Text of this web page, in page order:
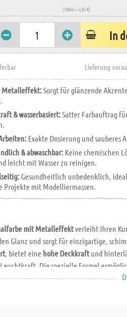
(100ml = 2,65 €)
In
Lieferung
Metalleffekt:Sorgt für glänzende
& wasserbasiert:Satter Farbauftrag
Exakte Dosierung und sauberes
& abwaschbar: Keine chemischen
leicht mit Wasser zu reinigen.
Gesundheitlich unbedenklich,
Projekte mit Modelliermassen.
mit Metalleffektverleiht Ihren
Glanz und sorgt für einzigartige,
, bietet eine hohe Deckkraftund
Die spezielle Formel
Dosieren, sodass die Farbe